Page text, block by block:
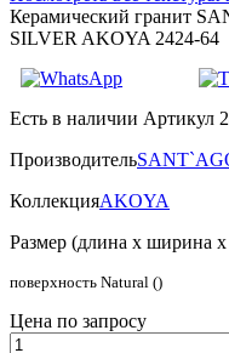
Керамический гранит
SILVER AKOYA 2424-64
Есть в наличии Артикул
Производитель
КоллекцияAKOYA
Размер (длина х ширина
поверхность Natural ()
Цена по запросу
Количество